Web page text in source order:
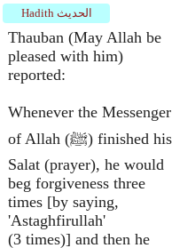
Hadith الحديث
Thauban (May Allah be
pleased with him)
reported:
Whenever the Messenger
of Allah (ﷺ) finished his
Salat (prayer), he would
beg forgiveness three
times [by saying,
'Astaghfirullah'
(3 times)] and then he